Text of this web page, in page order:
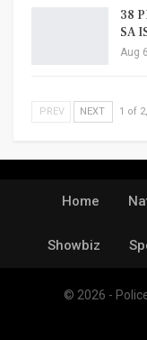
38
SA
Aug
PREV NEXT 1 of
Home
Showbiz
© 2026 -